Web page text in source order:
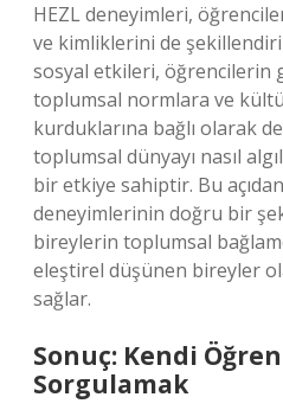
HEZL deneyimleri,
ve kimliklerini de
sosyal etkileri, öğrencilerin
toplumsal normlara ve
kurduklarına bağlı olarak
toplumsal dünyayı nasıl
bir etkiye sahiptir. Bu açıdan
deneyimlerinin doğru bir
bireylerin toplumsal
eleştirel düşünen bireyler
sağlar.
Sonuç: Kendi
Sorgulamak